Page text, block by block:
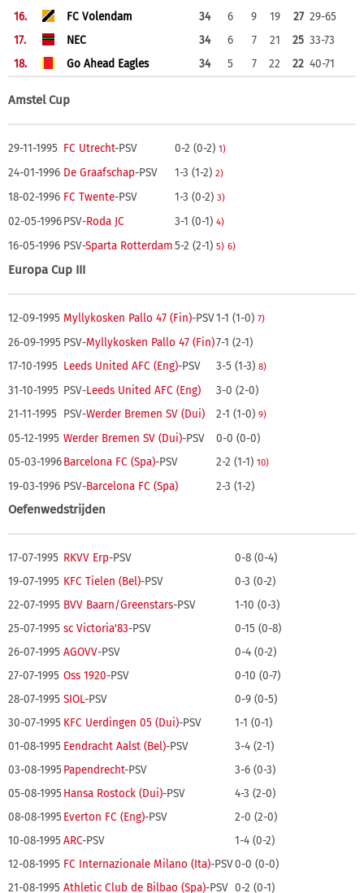
16. FC Volendam 34 6 9 19 27 29-65
17.
NEC 34 6 7 21 25 33-73
18.
Go Ahead Eagles 34 5 7 22 22 40-71
Amstel Cup
29-11-1995 FC Utrecht-PSV 0-2 (0-2) 1)
24-01-1996 De Graafschap-PSV 1-3 (1-2) 2)
18-02-1996 FC Twente-PSV 1-3 (0-2) 3)
02-05-1996PSV-Roda JC 3-1 (0-1) 4)
16-05-1996 PSV-Sparta Rotterdam5-2 (2-1) 5) 6)
Europa Cup III
12-09-1995 Myllykosken Pallo 47 (Fin)-PSV1-1 (1-0) 7)
26-09-1995 PSV-Myllykosken Pallo 47 (Fin)7-1 (2-1)
17-10-1995 Leeds United AFC (Eng)-PSV 3-5 (1-3) 8)
31-10-1995 PSV-Leeds United AFC (Eng)
3-0 (2-0)
21-11-1995 PSV-Werder Bremen SV (Dui) 2-1 (1-0) 9)
05-12-1995 Werder Bremen SV (Dui)-PSV
0-0 (0-0)
05-03-1996Barcelona FC (Spa)-PSV 2-2 (1-1) 10)
19-03-1996 PSV-Barcelona FC (Spa) 2-3 (1-2)
Oefenwedstrijden
17-07-1995 RKVV Erp-PSV
0-8 (0-4)
19-07-1995 KFC Tielen (Bel)-PSV
0-3 (0-2)
22-07-1995 BVV Baarn/Greenstars-PSV
1-10 (0-3)
25-07-1995 sc Victoria'83-PSV
0-15 (0-8)
26-07-1995 AGOVV-PSV
0-4 (0-2)
27-07-1995 Oss 1920-PSV
0-10 (0-7)
28-07-1995 SIOL-PSV
0-9 (0-5)
30-07-1995 KFC Uerdingen 05 (Dui)-PSV
1-1 (0-1)
01-08-1995 Eendracht Aalst (Bel)-PSV
3-4 (2-1)
03-08-1995 Papendrecht-PSV
3-6 (0-3)
05-08-1995 Hansa Rostock (Dui)-PSV
4-3 (2-0)
08-08-1995 Everton FC (Eng)-PSV
2-0 (2-0)
10-08-1995 ARC-PSV
1-4 (0-2)
12-08-1995 FC Internazionale Milano (Ita)-PSV0-0 (0-0)
21-08-1995 Athletic Club de Bilbao (Spa)-PSV 0-2 (0-1)